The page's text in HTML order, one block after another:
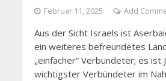
Februar 11, 2025 Add
Aus der Sicht Israels ist
ein weiteres befreundetes
„einfacher“ Verbündeter; es ist
wichtigster Verbündeter im